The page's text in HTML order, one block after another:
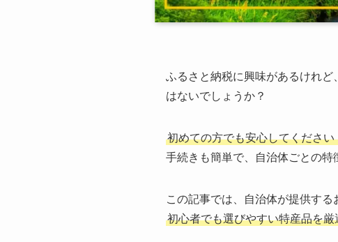
ふるさと納税に興味があるけれど、
はないでしょうか？
初めての方でも安心してください
手続きも簡単で、自治体ごとの特
この記事では、自治体が提供する
初心者でも選びやすい特産品を